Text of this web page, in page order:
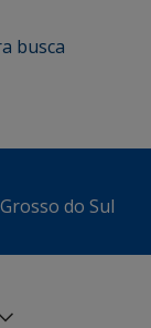
busca
do Sul